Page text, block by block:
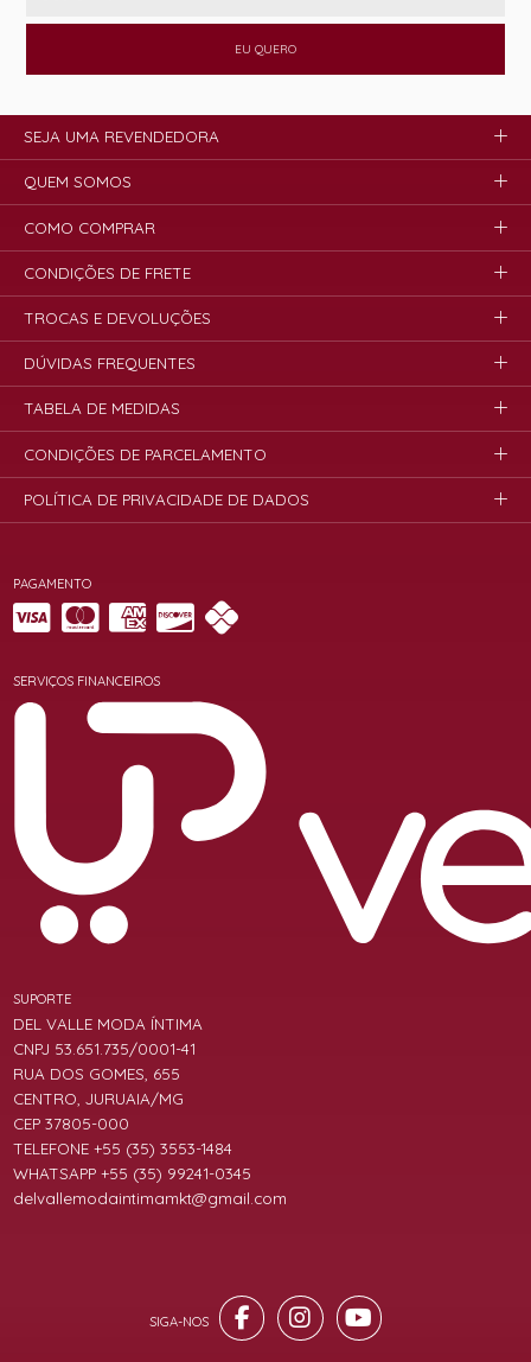
EU QUERO
PAGAMENTO
SERVIÇOS FINANCEIROS
SUPORTE
DEL VALLE MODA ÍNTIMA
CNPJ 53.651.735/0001-41
RUA DOS GOMES, 655
CENTRO, JURUAIA/MG
CEP 37805-000
TELEFONE +55 (35) 3553-1484
WHATSAPP +55 (35) 99241-0345
delvallemodaintimamkt@gmail.com
SEJA UMA REVENDEDORA
QUEM SOMOS
COMO COMPRAR
CONDIÇÕES DE FRETE
TROCAS E DEVOLUÇÕES
DÚVIDAS FREQUENTES
TABELA DE MEDIDAS
CONDIÇÕES DE PARCELAMENTO
POLÍTICA DE PRIVACIDADE DE DADOS